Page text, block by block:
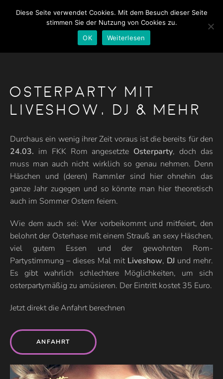
PROSTŘEDÍ
ZPRÁVY
DOMŮ
Osterparty mit
Liveshow, DJ & mehr
Durchaus ein wenig ihrer Zeit voraus ist die bereits für den
24.03. im FKK Rom angesetzte Osterparty, doch das
muss man auch nicht wirklich so genau nehmen. Denn
Häschen und (deren) Rammler sind hier ohnehin das
ganze Jahr zugegen und so könnte man hier theoretisch
auch im Sommer Ostern feiern.
Wie dem auch sei: Wer vorbeikommt und mitfeiert, den
belohnt der Osterhase mit einem Strauß an sexy Häschen,
viel gutem Essen und der gewohnten Rom-
Partystimmung – dieses Mal mit Liveshow, DJ und mehr.
Es gibt wahrlich schlechtere Möglichkeiten, um sich
osterpartymäßig zu amüsieren. Der Eintritt kostet 35 Euro.
Jetzt direkt die Anfahrt berechnen
ANFAHRT
Diese Seite verwendet Cookies. Mit dem Besuch dieser Seite
stimmen Sie der Nutzung von Cookies zu.
OK
Weiterlesen